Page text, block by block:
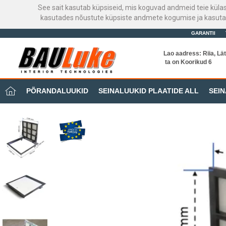
See sait kasutab küpsiseid, mis koguvad andmeid teie
kasutades nõustute küpsiste andmete kogumise ja
GARANTII
Lao aadress: Riia,
ta on Koorikud 6
PÕRANDALUUKID SEINALUUKID PLAATIDE ALL